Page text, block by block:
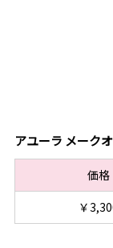
アユーラ メーク
価格
￥